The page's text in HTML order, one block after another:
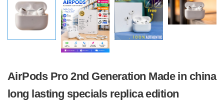
AirPods Pro 2nd Generation Made in china
long lasting specials replica edition